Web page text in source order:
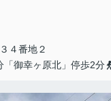
４番地２
「御幸ヶ原北」停歩2分